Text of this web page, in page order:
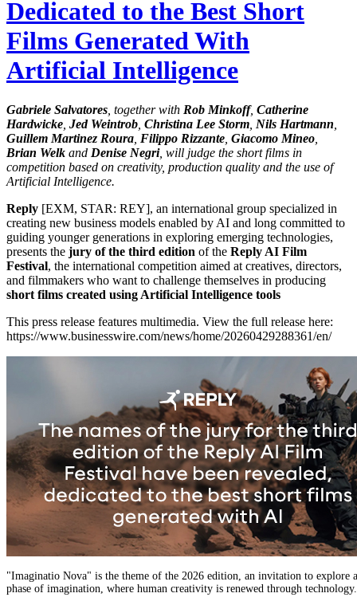
Dedicated to the Best Short
Films Generated With
Artificial Intelligence
Gabriele Salvatores , together with Rob Minkoff, Catherine
Hardwicke Jed Weintrob Christina Lee Storm Nils Hartmann
Guillem Martinez Roura Filippo Rizzante Giacomo Mineo
Brian Welk and Denise Negri, will judge the short films in
competition based on creativity, production quality and the use of
Artificial Intelligence.
Reply [EXM, STAR: REY], an international group specialized in
creating new business models enabled by AI and long committed to
guiding younger generations in exploring emerging technologies,
presents the jury of the third edition of the Reply AI Film
Festival, the international competition aimed at creatives, directors,
and filmmakers who want to challenge themselves in producing
short films created using Artificial Intelligence tools
This press release features multimedia. View the full release here:
https://www.businesswire.com/news/home/20260429288361/en/
"Imaginatio Nova" is the theme of the 2026 edition, an invitation to explore
phase of imagination, where human creativity is renewed through technology.